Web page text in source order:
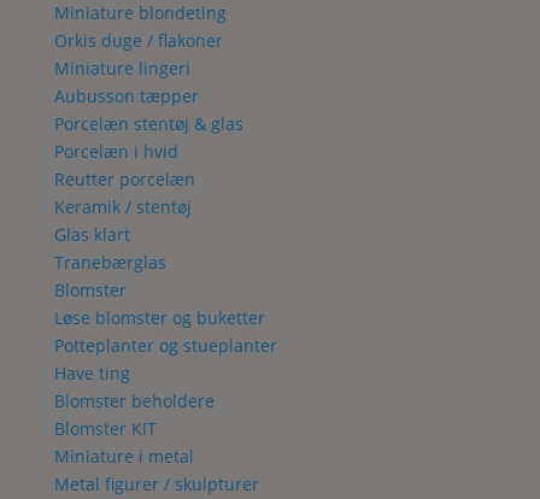
Miniature blondeting
Orkis duge / flakoner
Miniature lingeri
Aubusson tæpper
Porcelæn stentøj & glas
Porcelæn i hvid
Reutter porcelæn
Keramik / stentøj
Glas klart
Tranebærglas
Blomster
Løse blomster og buketter
Potteplanter og stueplanter
Have ting
Blomster beholdere
Blomster KIT
Miniature i metal
Metal figurer / skulpturer